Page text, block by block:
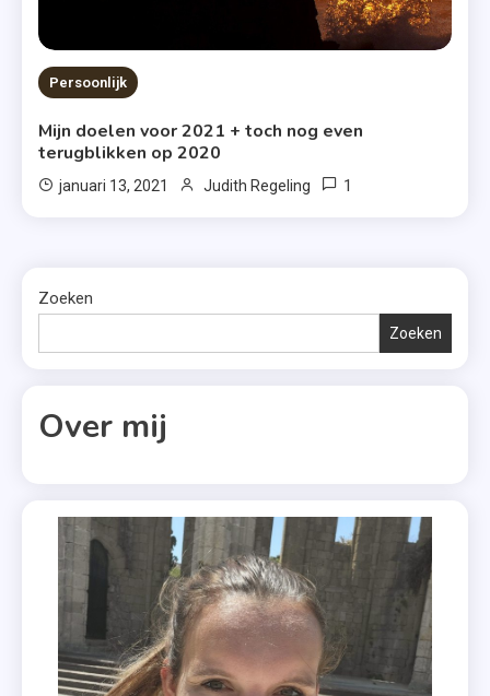
Persoonlijk
Mijn doelen voor 2021 + toch nog even
terugblikken op 2020
januari 13, 2021 Judith Regeling 1
Zoeken
Zoeken
Over mij